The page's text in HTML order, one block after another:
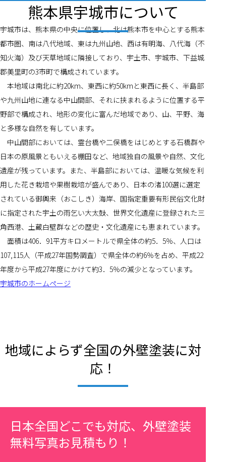
熊本県宇城市について
宇城市は、熊本県の中央に位置し、北は熊本市を中心とする熊本
都市圏、南は八代地域、東は九州山地、西は有明海、八代海（不
知火海）及び天草地域に隣接しており、宇土市、宇城市、下益城
郡美里町の3市町で構成されています。
本地域は南北に約20km、東西に約50kmと東西に長く、半島部
や九州山地に連なる中山間部、それに挟まれるように位置する平
野部で構成され、地形の変化に富んだ地域であり、山、平野、海
と多様な自然を有しています。
中山間部においては、霊台橋や二俣橋をはじめとする石橋群や
日本の原風景ともいえる棚田など、地域独自の風景や自然、文化
遺産が残っています。また、半島部においては、温暖な気候を利
用した花き栽培や果樹栽培が盛んであり、日本の渚100選に選定
されている御輿来（おこしき）海岸、国指定重要有形民俗文化財
に指定された宇土の雨乞い大太鼓、世界文化遺産に登録された三
角西港、土蔵白壁群などの歴史・文化遺産にも恵まれています。
面積は406．91平方キロメートルで県全体の約5．5％、人口は
107,115人（平成27年国勢調査）で県全体の約6％を占め、平成22
年度から平成27年度にかけて約3．5％の減少となっています。
宇城市のホームページ
地域によらず全国の外壁塗装に対
応！
日本全国どこでも対応、外壁塗装
無料写真お見積もり！